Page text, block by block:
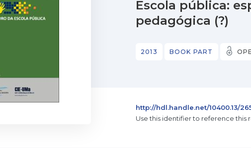
Escola pública:
pedagógica (?)
2013 BOOK PART
http://hdl.handle.net/10400.13/
Use this identifier to reference this